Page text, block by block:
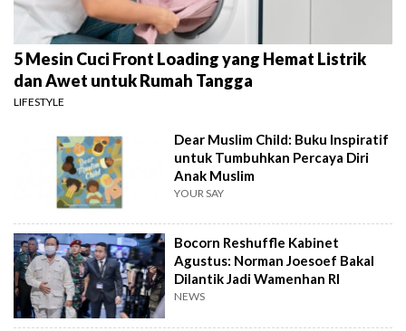
5 Mesin Cuci Front Loading yang Hemat Listrik
dan Awet untuk Rumah Tangga
LIFESTYLE
Dear Muslim Child: Buku Inspiratif
untuk Tumbuhkan Percaya Diri
Anak Muslim
YOUR SAY
Bocorn Reshuffle Kabinet
Agustus: Norman Joesoef Bakal
Dilantik Jadi Wamenhan RI
NEWS